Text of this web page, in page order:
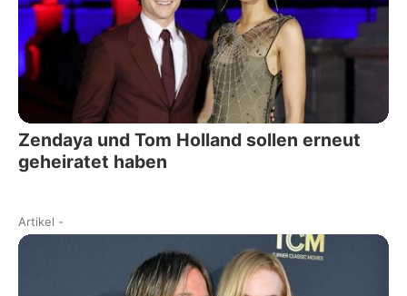
Zendaya und Tom Holland sollen erneut
geheiratet haben
Artikel -